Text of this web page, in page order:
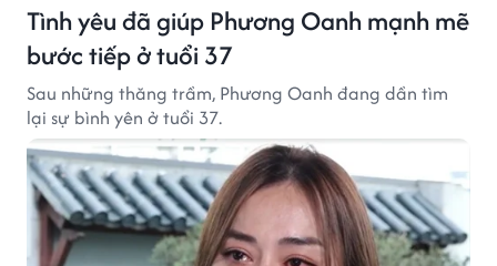
Tình yêu đã giúp Phương Oanh mạnh mẽ
bước tiếp ở tuổi 37
Sau những thăng trầm, Phương Oanh đang dần tìm
lại sự bình yên ở tuổi 37.